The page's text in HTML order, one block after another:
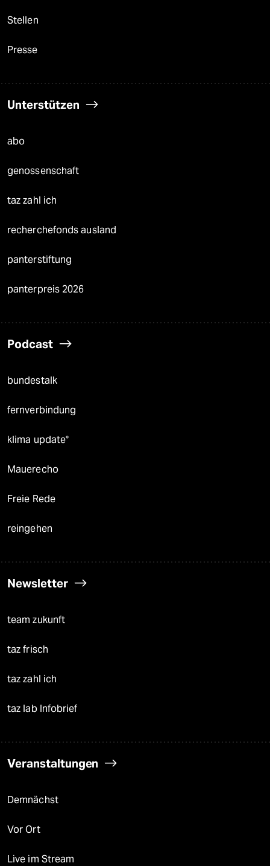
Stellen
Presse
Unterstützen
abo
genossenschaft
taz zahl ich
recherchefonds ausland
panterstiftung
panterpreis 2026
Podcast
bundestalk
fernverbindung
klima update°
Mauerecho
Freie Rede
reingehen
Newsletter
team zukunft
taz frisch
taz zahl ich
taz lab Infobrief
Veranstaltungen
Demnächst
Vor Ort
Live im Stream